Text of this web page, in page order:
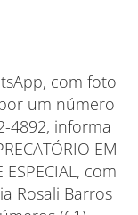
com foto
um número
4892, informa
EM
ESPECIAL, com
Rosali Barros